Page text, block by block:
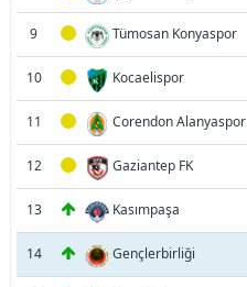
9 Tümosan Konyaspor
10 Kocaelispor
11 Corendon Alanyaspor
12 Gaziantep FK
13 Kasımpaşa
14 Gençlerbirliği